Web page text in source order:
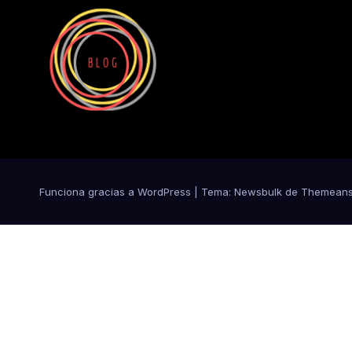
Funciona gracias a WordPress Tema: Newsbulk de